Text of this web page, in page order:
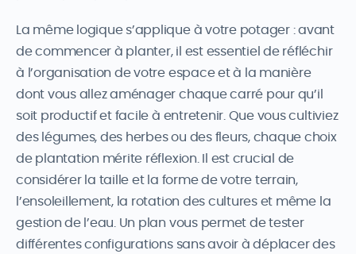
La même logique s’applique à votre potager : avant
de commencer à planter, il est essentiel de réfléchir
à l’organisation de votre espace et à la manière
dont vous allez aménager chaque carré pour qu’il
soit productif et facile à entretenir. Que vous cultiviez
des légumes, des herbes ou des fleurs, chaque choix
de plantation mérite réflexion. Il est crucial de
considérer la taille et la forme de votre terrain,
l’ensoleillement, la rotation des cultures et même la
gestion de l’eau. Un plan vous permet de tester
différentes configurations sans avoir à déplacer des